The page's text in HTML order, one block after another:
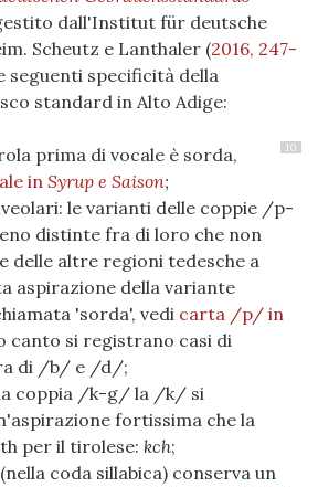
dall'Institut für deutsche
Scheutz e Lanthaler (2016, 247-
seguenti specificità della
standard in Alto Adige:
10
prima di vocale è sorda,
in Syrup e Saison;
le varianti delle coppie /p-
distinte fra di loro che non
delle altre regioni tedesche a
aspirazione della variante
'sorda', vedi carta /p/ in
canto si registrano casi di
di /b/ e /d/;
coppia /k-g/ la /k/ si
fortissima che la
per il tirolese: kch;
coda sillabica) conserva un